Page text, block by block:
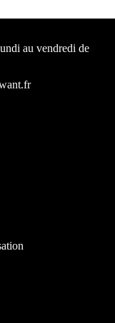
au vendredi de